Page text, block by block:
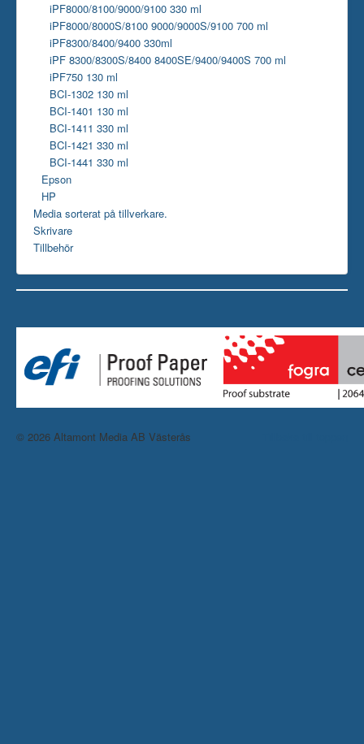
iPF8000/8100/9000/9100 330 ml
iPF8000/8000S/8100 9000/9000S/9100 700 ml
iPF8300/8400/9400 330ml
iPF 8300/8300S/8400 8400SE/9400/9400S 700 ml
iPF750 130 ml
BCI-1302 130 ml
BCI-1401 130 ml
BCI-1411 330 ml
BCI-1421 330 ml
BCI-1441 330 ml
Epson
HP
Media sorterat på tillverkare.
Skrivare
Tillbehör
© 2026 Altamont Media AB Västerås